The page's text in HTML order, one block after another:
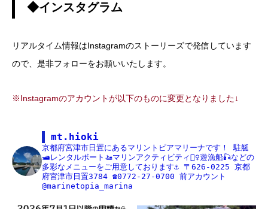
◆インスタグラム
リアルタイム情報はInstagramのストーリーズで発信しています
ので、是非フォローをお願いいたします。
※Instagramのアカウントが以下のものに変更となりました↓
mt.hioki
京都府宮津市日置にあるマリントピアマリーナです！
駐艇
🛥レンタルボート🚤マリンアクティビティ🏄‍♀️遊漁船🎣などの
多彩なメニューをご用意しております⚓️ 〒626-0225 京都
府宮津市日置3784 ☎️0772-27-0700 前アカウント
@marinetopia_marina